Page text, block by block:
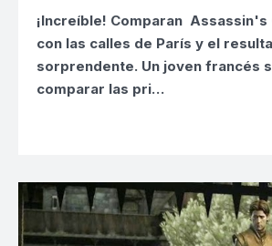
¡Increíble! Comparan Assassin's
con las calles de París y el
sorprendente. Un joven francés
comparar las pri…